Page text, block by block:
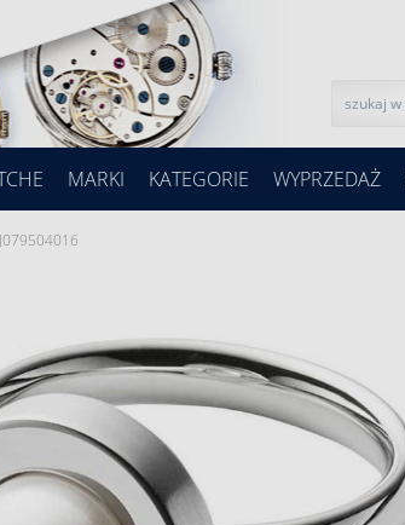
MARKI KATEGORIE WYPRZEDAŻ